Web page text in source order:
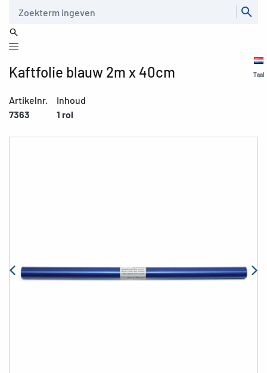
Taal
Kaftfolie blauw 2m x 40cm
Artikelnr.
7363
Inhoud
1 rol